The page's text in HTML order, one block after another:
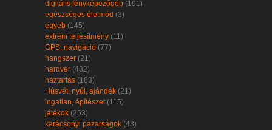
digitális fényképezőgép (191)
egészséges életmód (3)
egyéb (145)
extrém teljesítmény (11)
GPS, navigáció (77)
hangszer (21)
hardver (432)
háztartás (183)
Húsvét, nyúl, ajándék (21)
ingatlan, építészet(115)
játékok (253)
karácsonyi pazarságok (43)